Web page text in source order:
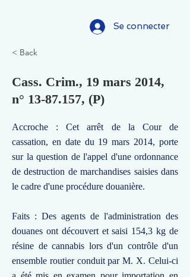
Se connecter
< Back
Cass. Crim., 19 mars 2014,
n° 13-87.157, (P)
Accroche : Cet arrêt de la Cour de
cassation, en date du 19 mars 2014, porte
sur la question de l'appel d'une ordonnance
de destruction de marchandises saisies dans
le cadre d'une procédure douanière.
Faits : Des agents de l'administration des
douanes ont découvert et saisi 154,3 kg de
résine de cannabis lors d'un contrôle d'un
ensemble routier conduit par M. X. Celui-ci